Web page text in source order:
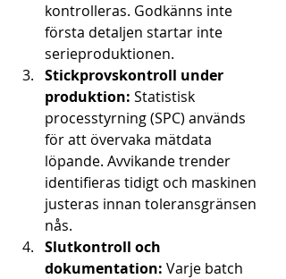
kontrolleras. Godkänns inte
första detaljen startar inte
serieproduktionen.
Stickprovskontroll under
produktion: Statistisk
processtyrning (SPC) används
för att övervaka mätdata
löpande. Avvikande trender
identifieras tidigt och maskinen
justeras innan toleransgränsen
nås.
Slutkontroll och
dokumentation: Varje batch